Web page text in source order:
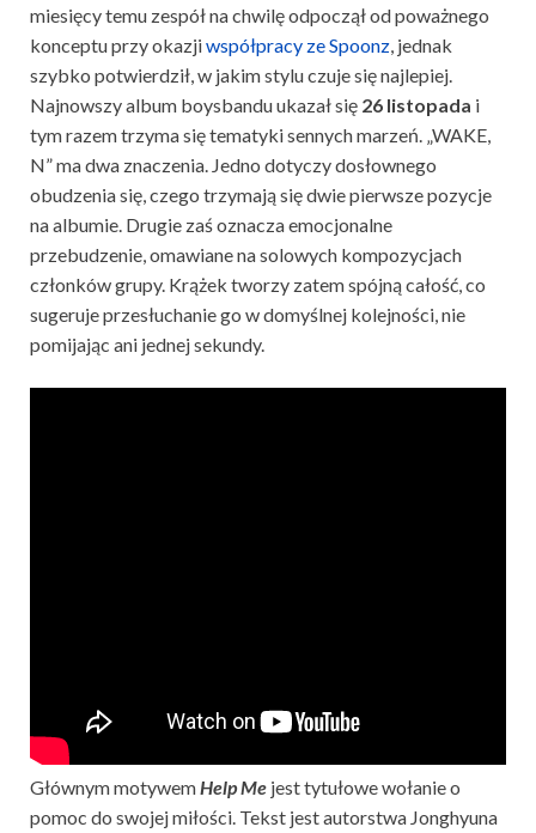
miesięcy temu zespół na chwilę odpoczął od poważnego
konceptu przy okazjiwspółpracy ze Spoonz, jednak
szybko potwierdził, w jakim stylu czuje się najlepiej.
Najnowszy album boysbandu ukazał się 26 listopada i
tym razem trzyma się tematyki sennych marzeń. „WAKE,
N” ma dwa znaczenia. Jedno dotyczy dosłownego
obudzenia się, czego trzymają się dwie pierwsze pozycje
na albumie. Drugie zaś oznacza emocjonalne
przebudzenie, omawiane na solowych kompozycjach
członków grupy. Krążek tworzy zatem spójną całość, co
sugeruje przesłuchanie go w domyślnej kolejności, nie
pomijając ani jednej sekundy.
Głównym motywemHelp Me jest tytułowe wołanie o
pomoc do swojej miłości. Tekst jest autorstwa Jonghyuna